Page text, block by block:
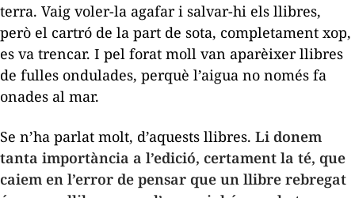
terra. Vaig voler-la agafar i salvar-hi els llibres,
però el cartró de la part de sota, completament xop,
es va trencar. I pel forat moll van aparèixer llibres
de fulles ondulades, perquè l’aigua no només fa
onades al mar.
Se n’ha parlat molt, d’aquests llibres. Li donem
tanta importància a l’edició, certament la té, que
caiem en l’error de pensar que un llibre rebregat